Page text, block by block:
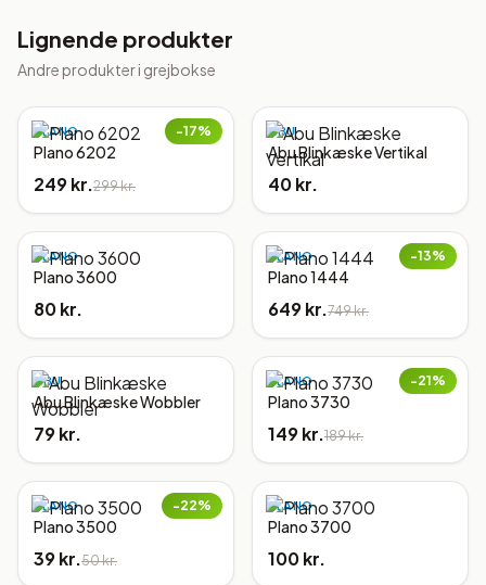
Lignende produkter
Andre produkter i grejbokse
−17%
PLANO
Plano 6202
249 kr.299 kr.
ABU
Abu Blinkæske Vertikal
40 kr.
PLANO
Plano 3600
80 kr.
−13%
PLANO
Plano 1444
649 kr.749 kr.
ABU
Abu Blinkæske Wobbler
79 kr.
−21%
PLANO
Plano 3730
149 kr.189 kr.
−22%
PLANO
Plano 3500
39 kr.50 kr.
PLANO
Plano 3700
100 kr.